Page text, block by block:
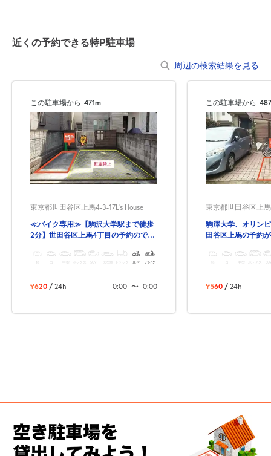
近くの予約できる特P駐車場
周辺の検索結果を見る
この駐車場から 471m
東京都世田谷区上馬4-3-17L's House
≪バイク専用≫【駒沢大学駅まで徒歩
2分】世田谷区上馬4丁目の予約のでき
軽 中型 ボックス SUV 大型車 トラック 原付 バイク
¥620 / 24h 0:00 〜 0:00
この駐車場から
東京都世田谷区上
駒澤大学、オリン
田谷区上馬の予約
軽 中型 ボックス
¥560 / 24h